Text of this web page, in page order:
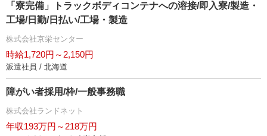
「寮完備」トラックボディコンテナへの溶接/即入寮/製造・
工場/日勤/日払い/工場・製造
株式会社京栄センター
時給1,720円～2,150円
派遣社員 / 北海道
障がい者採用/枠/一般事務職
株式会社ランドネット
年収193万円～218万円